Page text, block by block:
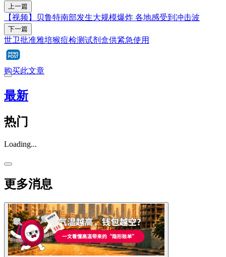
上一篇
【视频】贝鲁特南部发生大规模爆炸 各地感受到冲击波
下一篇
世卫批准雅培猴痘检测试剂盒供紧急使用
购买此文章
最新
热门
Loading...
更多消息